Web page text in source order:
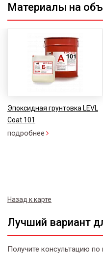
Материалы на
Эпоксидная грунтовка LEVL
Coat 101
подробнее
Назад к карте
Лучший вариант
Получите консультацию